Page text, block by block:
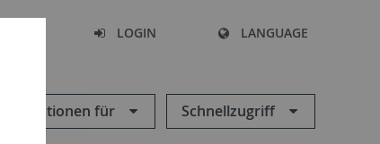
LOGIN LANGUAGE
Informationen für Schnellzugriff